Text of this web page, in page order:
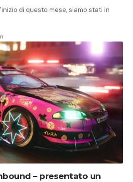
di questo mese, siamo stati in
– presentato un